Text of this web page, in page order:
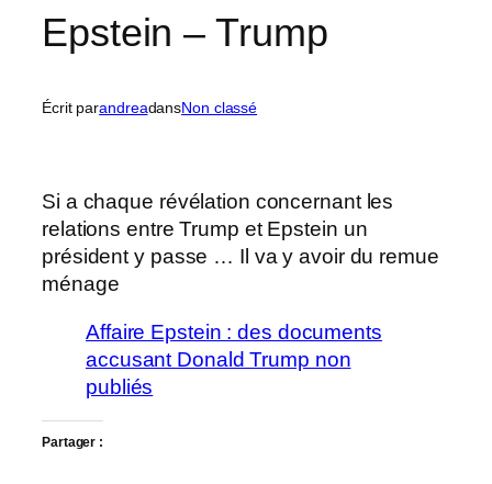
Epstein – Trump
Écrit parandreadansNon classé
Si a chaque révélation concernant les
relations entre Trump et Epstein un
président y passe … Il va y avoir du remue
ménage
Affaire Epstein : des documents
accusant Donald Trump non
publiés
Partager :